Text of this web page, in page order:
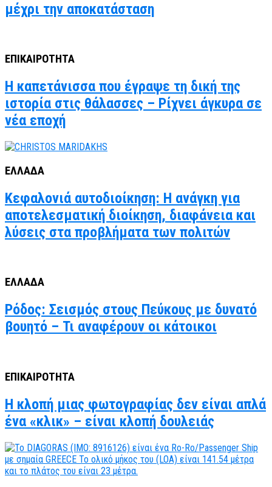
μέχρι την αποκατάσταση
ΕΠΙΚΑΙΡΟΤΗΤΑ
Η καπετάνισσα που έγραψε τη δική της
ιστορία στις θάλασσες – Ρίχνει άγκυρα σε
νέα εποχή
ΕΛΛΑΔΑ
Κεφαλονιά αυτοδιοίκηση: Η ανάγκη για
αποτελεσματική διοίκηση, διαφάνεια και
λύσεις στα προβλήματα των πολιτών
ΕΛΛΑΔΑ
Ρόδος: Σεισμός στους Πεύκους με δυνατό
βουητό – Τι αναφέρουν οι κάτοικοι
ΕΠΙΚΑΙΡΟΤΗΤΑ
Η κλοπή μιας φωτογραφίας δεν είναι απλά
ένα «κλικ» – είναι κλοπή δουλειάς